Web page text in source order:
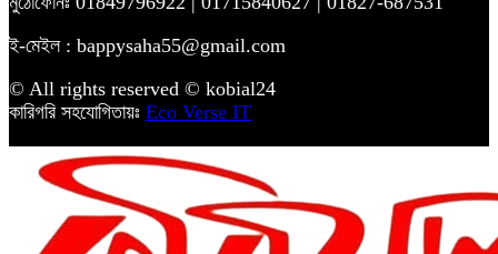
ই-মেইল : bappysaha55@gmail.com
© All rights reserved © kobial24
কারিগরি সহযোগিতায়ঃ Eco Verse IT